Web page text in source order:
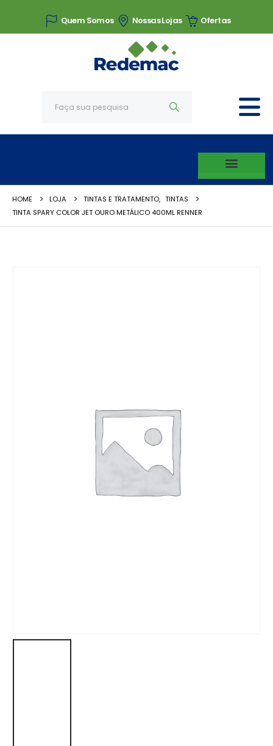
Quem Somos Nossas Lojas Ofertas
HOME LOJA TINTAS E TRATAMENTO, TINTAS
TINTA SPARY COLOR JET OURO METÁLICO 400ML RENNER